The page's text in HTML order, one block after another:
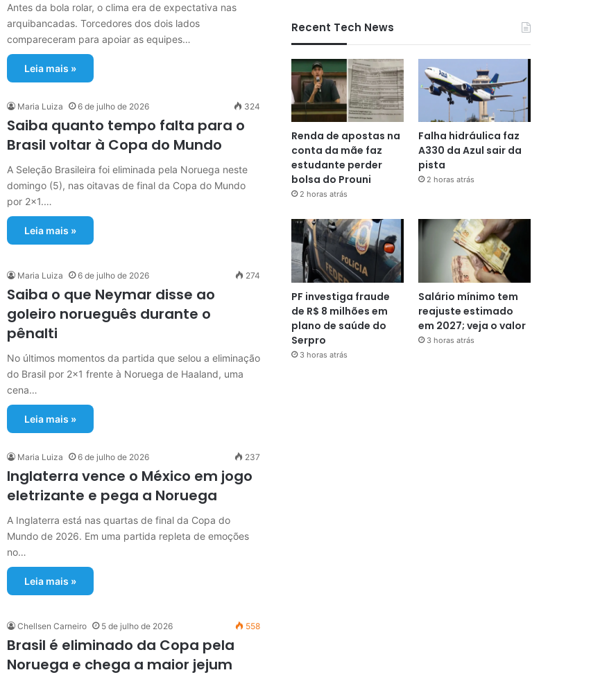
Antes da bola rolar, o clima era de expectativa nas
arquibancadas. Torcedores dos dois lados
compareceram para apoiar as equipes…
Leia mais »
Maria Luiza 6 de julho de 2026 324
Saiba quanto tempo falta para o
Brasil voltar à Copa do Mundo
A Seleção Brasileira foi eliminada pela Noruega neste
domingo (5), nas oitavas de final da Copa do Mundo
por 2×1.…
Leia mais »
Maria Luiza 6 de julho de 2026 274
Saiba o que Neymar disse ao
goleiro norueguês durante o
pênalti
No últimos momentos da partida que selou a eliminação
do Brasil por 2×1 frente à Noruega de Haaland, uma
cena…
Leia mais »
Maria Luiza 6 de julho de 2026 237
Inglaterra vence o México em jogo
eletrizante e pega a Noruega
A Inglaterra está nas quartas de final da Copa do
Mundo de 2026. Em uma partida repleta de emoções
no…
Leia mais »
Chellsen Carneiro 5 de julho de 2026 558
Brasil é eliminado da Copa pela
Noruega e chega a maior jejum
Recent Tech News
Renda de apostas na
conta da mãe faz
estudante perder
bolsa do Prouni
2 horas atrás
Falha hidráulica faz
A330 da Azul sair da
pista
2 horas atrás
PF investiga fraude
de R$ 8 milhões em
plano de saúde do
Serpro
3 horas atrás
Salário mínimo tem
reajuste estimado
em 2027; veja o valor
3 horas atrás